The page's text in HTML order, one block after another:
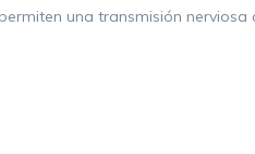
una transmisión nerviosa